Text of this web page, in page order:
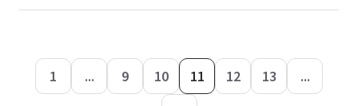
1 ... 9 10 11 12 13
...